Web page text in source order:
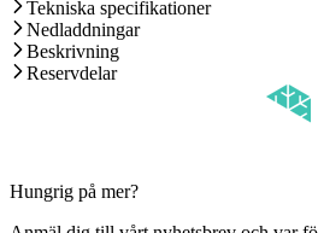
Tekniska specifikationer
Nedladdningar
Beskrivning
Reservdelar
Hungrig på mer?